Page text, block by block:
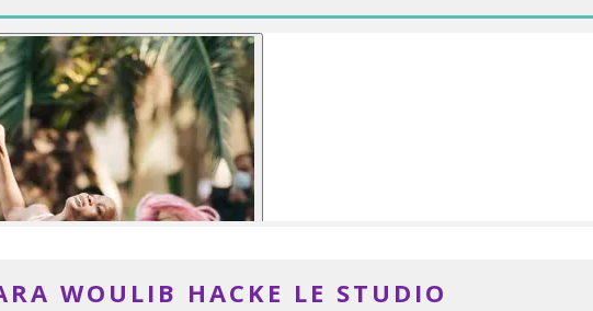
WOULIB HACKE LE STUDIO